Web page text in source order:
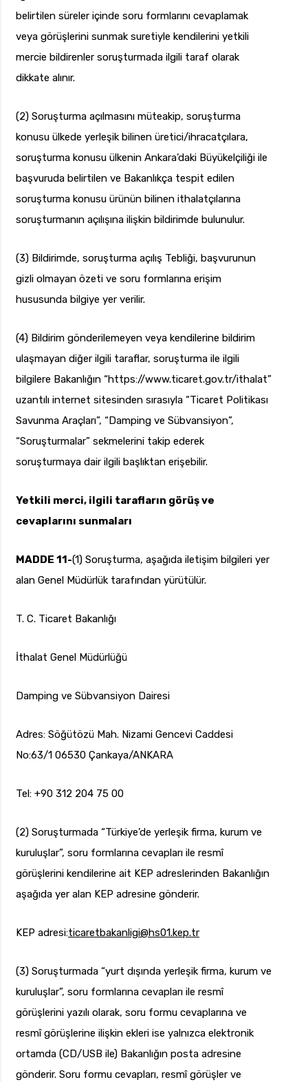
belirtilen süreler içinde soru formlarını cevaplamak
veya görüşlerini sunmak suretiyle kendilerini yetkili
mercie bildirenler soruşturmada ilgili taraf olarak
dikkate alınır.
(2) Soruşturma açılmasını müteakip, soruşturma
konusu ülkede yerleşik bilinen üretici/ihracatçılara,
soruşturma konusu ülkenin Ankara’daki Büyükelçiliği ile
başvuruda belirtilen ve Bakanlıkça tespit edilen
soruşturma konusu ürünün bilinen ithalatçılarına
soruşturmanın açılışına ilişkin bildirimde bulunulur.
(3) Bildirimde, soruşturma açılış Tebliği, başvurunun
gizli olmayan özeti ve soru formlarına erişim
hususunda bilgiye yer verilir.
(4) Bildirim gönderilemeyen veya kendilerine bildirim
ulaşmayan diğer ilgili taraflar, soruşturma ile ilgili
bilgilere Bakanlığın “https://www.ticaret.gov.tr/ithalat”
uzantılı internet sitesinden sırasıyla “Ticaret Politikası
Savunma Araçları”, “Damping ve Sübvansiyon”,
“Soruşturmalar” sekmelerini takip ederek
soruşturmaya dair ilgili başlıktan erişebilir.
Yetkili merci, ilgili tarafların görüş ve
cevaplarını sunmaları
MADDE 11-(1) Soruşturma, aşağıda iletişim bilgileri yer
alan Genel Müdürlük tarafından yürütülür.
T. C. Ticaret Bakanlığı
İthalat Genel Müdürlüğü
Damping ve Sübvansiyon Dairesi
Adres: Söğütözü Mah. Nizami Gencevi Caddesi
No:63/1 06530 Çankaya/ANKARA
Tel: +90 312 204 75 00
(2) Soruşturmada “Türkiye’de yerleşik firma, kurum ve
kuruluşlar”, soru formlarına cevapları ile resmî
görüşlerini kendilerine ait KEP adreslerinden Bakanlığın
aşağıda yer alan KEP adresine gönderir.
KEP adresi:ticaretbakanligi@hs01.kep.tr
(3) Soruşturmada “yurt dışında yerleşik firma, kurum ve
kuruluşlar”, soru formlarına cevapları ile resmî
görüşlerini yazılı olarak, soru formu cevaplarına ve
resmî görüşlerine ilişkin ekleri ise yalnızca elektronik
ortamda (CD/USB ile) Bakanlığın posta adresine
gönderir. Soru formu cevapları, resmî görüşler ve